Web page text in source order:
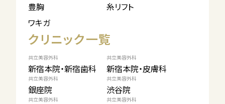
豊胸
糸リフト
ワキガ
クリニック一覧
共立美容外科
新宿本院・新宿歯科
共立美容外科
新宿本院・皮膚科
共立美容外科
銀座院
共立美容外科
渋谷院
共立美容外科 共立美容外科